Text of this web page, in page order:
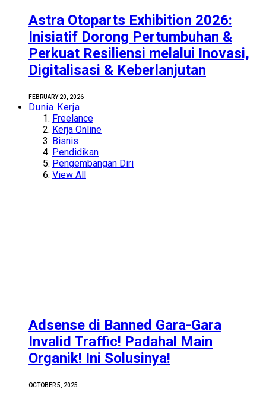
Astra Otoparts Exhibition 2026:
Inisiatif Dorong Pertumbuhan &
Perkuat Resiliensi melalui Inovasi,
Digitalisasi & Keberlanjutan
FEBRUARY 20, 2026
Dunia Kerja
Freelance
Kerja Online
Bisnis
Pendidikan
Pengembangan Diri
View All
Adsense di Banned Gara-Gara
Invalid Traffic! Padahal Main
Organik! Ini Solusinya!
OCTOBER 5, 2025